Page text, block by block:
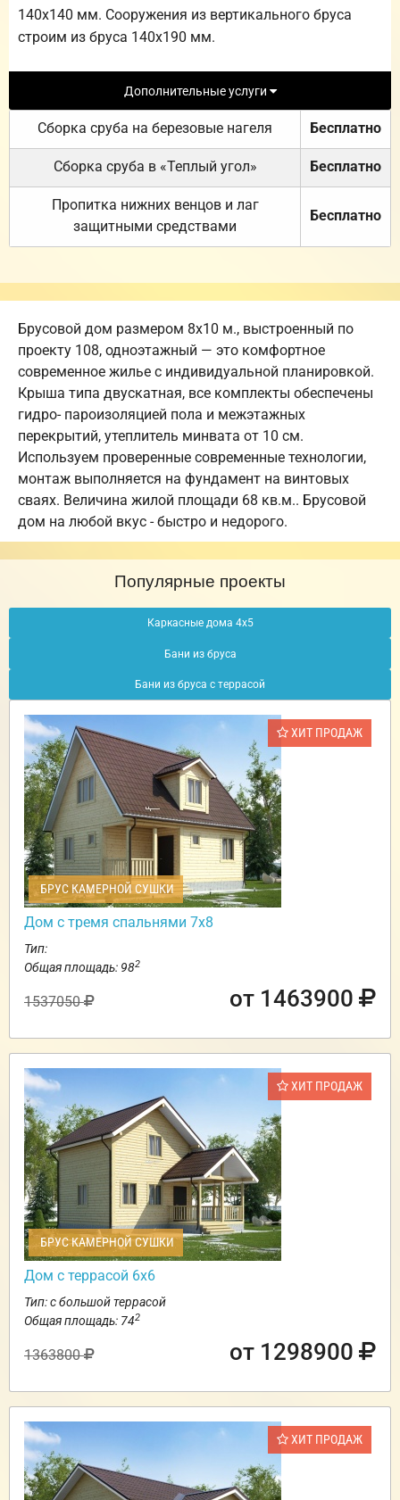
140х140 мм. Сооружения из вертикального бруса
строим из бруса 140х190 мм.
Дополнительные услуги
Сборка сруба на березовые нагеля Бесплатно
Сборка сруба в «Теплый угол» Бесплатно
Пропитка нижних венцов и лаг
защитными средствами
Бесплатно
Брусовой дом размером 8х10 м., выстроенный по
проекту 108, одноэтажный — это комфортное
современное жилье с индивидуальной планировкой.
Крыша типа двускатная, все комплекты обеспечены
гидро- пароизоляцией пола и межэтажных
перекрытий, утеплитель минвата от 10 см.
Используем проверенные современные технологии,
монтаж выполняется на фундамент на винтовых
сваях. Величина жилой площади 68 кв.м.. Брусовой
дом на любой вкус - быстро и недорого.
Популярные проекты
Каркасные дома 4х5
Бани из бруса
Бани из бруса с террасой
ХИТ ПРОДАЖ
БРУС КАМЕРНОЙ СУШКИ
Дом с тремя спальнями 7х8
Тип:
Общая площадь: 982
1537050 от 1463900
ХИТ ПРОДАЖ
БРУС КАМЕРНОЙ СУШКИ
Дом с террасой 6х6
Тип: с большой террасой
Общая площадь: 742
1363800 от 1298900
ХИТ ПРОДАЖ